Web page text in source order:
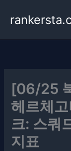
로
[06/25
헤르체
크: 스쿼
지표